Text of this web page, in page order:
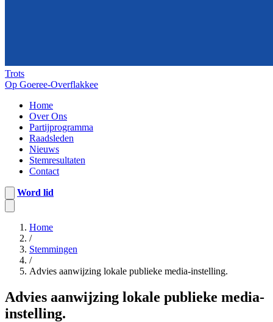
Trots
Op Goeree-Overflakkee
Home
Over Ons
Partijprogramma
Raadsleden
Nieuws
Stemresultaten
Contact
Word lid
Home
/
Stemmingen
/
Advies aanwijzing lokale publieke media-instelling.
Advies aanwijzing lokale publieke media-
instelling.